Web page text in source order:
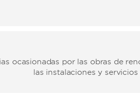
ocasionadas por las obras de
las instalaciones y